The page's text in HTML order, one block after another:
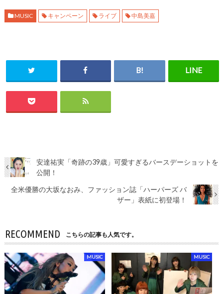
MUSIC キャンペーン ライブ 中島美嘉
安達祐実「奇跡の39歳」可愛すぎるバースデーショットを
公開！
全米優勝の大坂なおみ、ファッション誌「ハーパーズ バ
ザー」表紙に初登場！
RECOMMEND こちらの記事も人気です。
MUSIC MUSIC